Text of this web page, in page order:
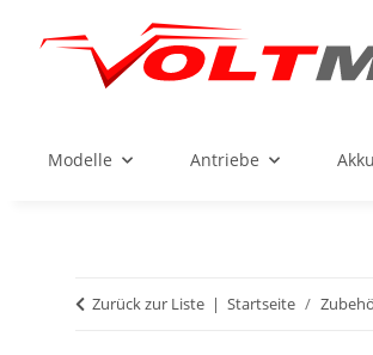
Modelle Antriebe
Zurück zur Liste Startseite